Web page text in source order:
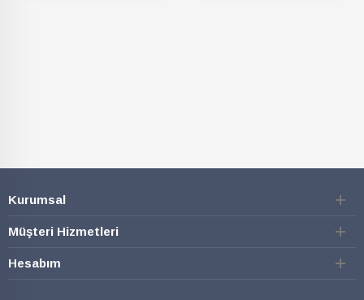
Kurumsal
Müşteri Hizmetleri
Hesabım